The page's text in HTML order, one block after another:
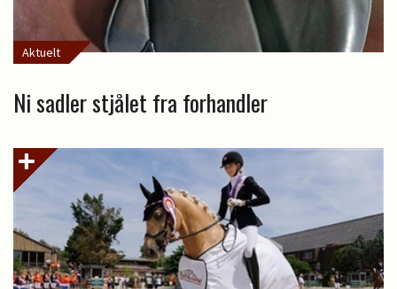
Aktuelt
Ni sadler stjålet fra forhandler